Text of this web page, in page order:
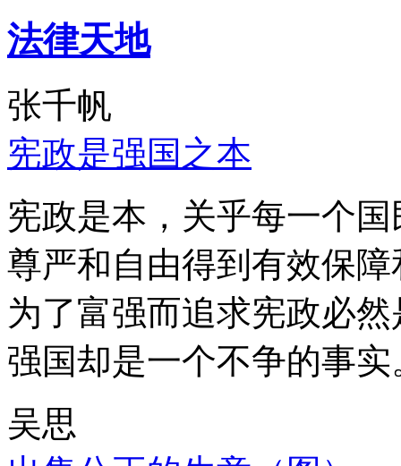
法律天地
张千帆
宪政是强国之本
宪政是本，关乎每一个
尊严和自由得到有效保
为了富强而追求宪政必
强国却是一个不争的事实
吴思